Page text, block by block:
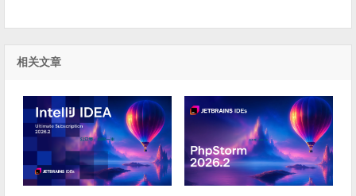
相关文章